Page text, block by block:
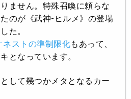
ません。特殊召喚に頼らな
のが《武神-ヒルメ》の登場
た。
ネストの準制限化もあって、
となっています。
して幾つかメタとなるカー